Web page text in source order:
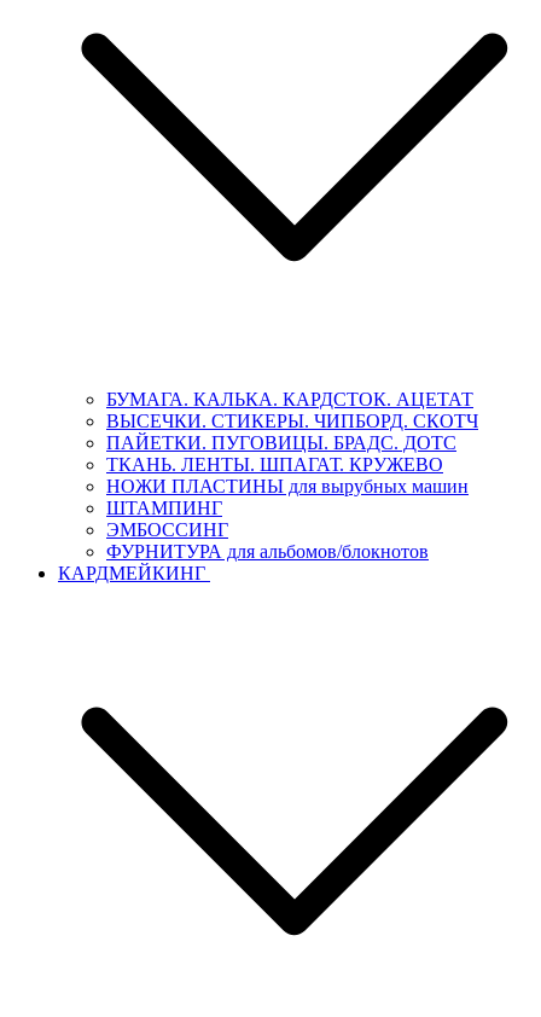
БУМАГА. КАЛЬКА. КАРДСТОК. АЦЕТАТ
ВЫСЕЧКИ. СТИКЕРЫ. ЧИПБОРД. СКОТЧ
ПАЙЕТКИ. ПУГОВИЦЫ. БРАДС. ДОТС
ТКАНЬ. ЛЕНТЫ. ШПАГАТ. КРУЖЕВО
НОЖИ ПЛАСТИНЫ для вырубных машин
ШТАМПИНГ
ЭМБОССИНГ
ФУРНИТУРА для альбомов/блокнотов
КАРДМЕЙКИНГ